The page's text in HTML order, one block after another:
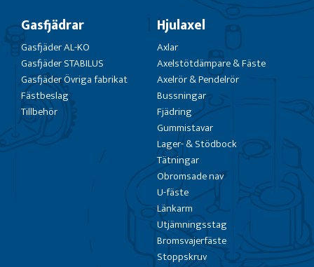
Gasfjädrar
Gasfjäder AL-KO
Gasfjäder STABILUS
Gasfjäder Övriga fabrikat
Fästbeslag
Tillbehör
Hjulaxel
Axlar
Axelstötdämpare & Fäste
Axelrör & Pendelrör
Bussningar
Fjädring
Gummistavar
Lager- & Stödbock
Tätningar
Obromsade nav
U-fäste
Länkarm
Utjämningsstag
Bromsvajerfäste
Stoppskruv